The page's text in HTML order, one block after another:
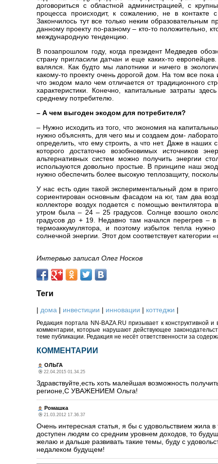
договориться с областной администрацией, с
процесса происходит, к сожалению, не в контакте
Закончилось тут все только неким образовательным
данному проекту по-разному – кто-то положительно,
международную тенденцию.
В позапрошлом году, когда президент Медведев
страну пригласили датчан и еще каких-то
валялся. Как будто мы лапотники и ничего в
какому-то проекту очень дорогой дом. На том все
что экодом мало чем отличается от традиционного
характеристики. Конечно, капитальные затраты
среднему потребителю.
– А чем выгоден экодом для потребителя?
– Нужно исходить из того, что экономия на
нужно объяснять, для чего мы и создаем дом-
определить, что ему строить, а что нет. Даже в наших
которого достаточно возобновимых источников
альтернативных систем можно получить энергии
используются довольно простые. В принципе наш
нужно обеспечить более высокую теплозащиту,
У нас есть один такой экспериментальный дом в
сориентирован основным фасадом на юг, там два
коллекторе воздух подается с помощью
утром была – 24 – 25 градусов. Солнце взошло
градусов до + 19. Недавно там начался перегрев –
термоаккумулятора, и поэтому избыток тепла
солнечной энергии. Этот дом соответствует
Интервью записал Олег Носков
Теги
| дома | инвестиции | инновации | коттеджи |
Редакция портала NN-BAZA.RU призывает к конструктивной
комментарии, которые нарушают действующее
теме публикации. Редакция не несёт ответственности за
КОММЕНТАРИИ
ОЛЬГА
22.04.2015 01.34.25
Здравствуйте,есть хоть малейшая возможность
регионе,С УВАЖЕНИЕМ Ольга!
Ромашка
21.03.2012 17.36.37
Очень интересная статья, я бы с удовольствием жила
доступен людям со средним уровнем доходов, то
желаю и дальше развивать такие темы, буду с
недалеком будущем!